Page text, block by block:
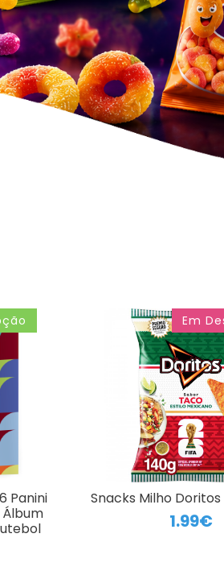
Panini
Álbum
Em
Snacks Milho Doritos
1.99€